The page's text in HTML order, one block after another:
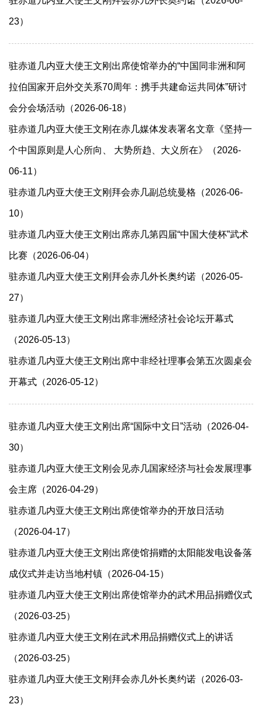
23）
驻赤道几内亚大使王文刚出席使馆举办的“中国同非洲和阿
拉伯国家开启外交关系70周年：携手共建命运共同体”研讨
会分会场活动（2026-06-18）
驻赤道几内亚大使王文刚在赤几媒体发表署名文章《坚持一
个中国原则是人心所向、 大势所趋、大义所在》（2026-
06-11）
驻赤道几内亚大使王文刚拜会赤几副总统曼格（2026-06-
10）
驻赤道几内亚大使王文刚出席赤几第四届“中国大使杯”武术
比赛（2026-06-04）
驻赤道几内亚大使王文刚拜会赤几外长奥约诺（2026-05-
27）
驻赤道几内亚大使王文刚出席非洲经济社会论坛开幕式
（2026-05-13）
驻赤道几内亚大使王文刚出席中非经社理事会第五次圆桌会
开幕式（2026-05-12）
驻赤道几内亚大使王文刚出席“国际中文日”活动（2026-04-
30）
驻赤道几内亚大使王文刚会见赤几国家经济与社会发展理事
会主席（2026-04-29）
驻赤道几内亚大使王文刚出席使馆举办的开放日活动
（2026-04-17）
驻赤道几内亚大使王文刚出席使馆捐赠的太阳能发电设备落
成仪式并走访当地村镇（2026-04-15）
驻赤道几内亚大使王文刚出席使馆举办的武术用品捐赠仪式
（2026-03-25）
驻赤道几内亚大使王文刚在武术用品捐赠仪式上的讲话
（2026-03-25）
驻赤道几内亚大使王文刚拜会赤几外长奥约诺（2026-03-
23）